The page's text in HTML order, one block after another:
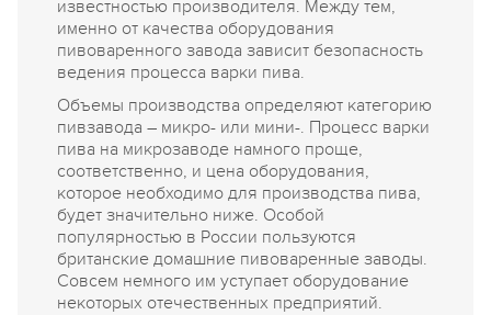
известностью производителя. Между тем,
именно от качества оборудования
пивоваренного завода зависит безопасность
ведения процесса варки пива.
Объемы производства определяют категорию
пивзавода – микро- или мини-. Процесс варки
пива на микрозаводе намного проще,
соответственно, и цена оборудования,
которое необходимо для производства пива,
будет значительно ниже. Особой
популярностью в России пользуются
британские домашние пивоваренные заводы.
Совсем немного им уступает оборудование
некоторых отечественных предприятий.